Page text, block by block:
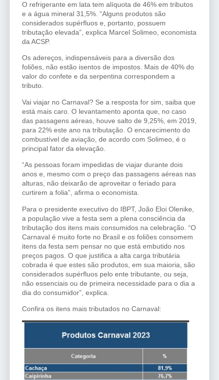
O refrigerante em lata tem alíquota de 46% em tributos
e a água mineral 31,5%. “Alguns produtos são
considerados supérfluos e, portanto, possuem
tributação elevada”, explica Marcel Solimeo, economista
da ACSP.
Os adereços, indispensáveis para a diversão dos
foliões, não estão isentos de impostos. Mais de 40% do
valor do confete e da serpentina correspondem a
tributo.
Vai viajar no Carnaval? Se a resposta for sim, saiba que
está mais caro. O levantamento aponta que, no caso
das passagens aéreas, houve salto de 9,25%, em 2019,
para 22% este ano na tributação. O encarecimento do
combustível de aviação, de acordo com Solimeo, é o
principal fator da elevação.
“As pessoas foram impedidas de viajar durante dois
anos e, mesmo com o preço das passagens aéreas nas
alturas, não deixarão de aproveitar o feriado para
curtirem a folia”, afirma o economista.
Para o presidente executivo do IBPT, João Eloi Olenike,
a população vive a festa sem a plena consciência da
tributação dos itens mais consumidos na celebração. “O
Carnaval é muito forte no Brasil e os foliões consomem
itens da festa sem pensar no que está embutido nos
preços pagos. O que justifica a alta carga tributária
cobrada é que estes são produtos, em sua maioria, são
considerados supérfluos pelo ente tributante, ou seja,
não essenciais ou de primeira necessidade para o dia a
dia do consumidor”, explica.
Confira os itens mais tributados no Carnaval: